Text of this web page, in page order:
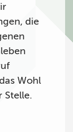
die
Wohl
Stelle.